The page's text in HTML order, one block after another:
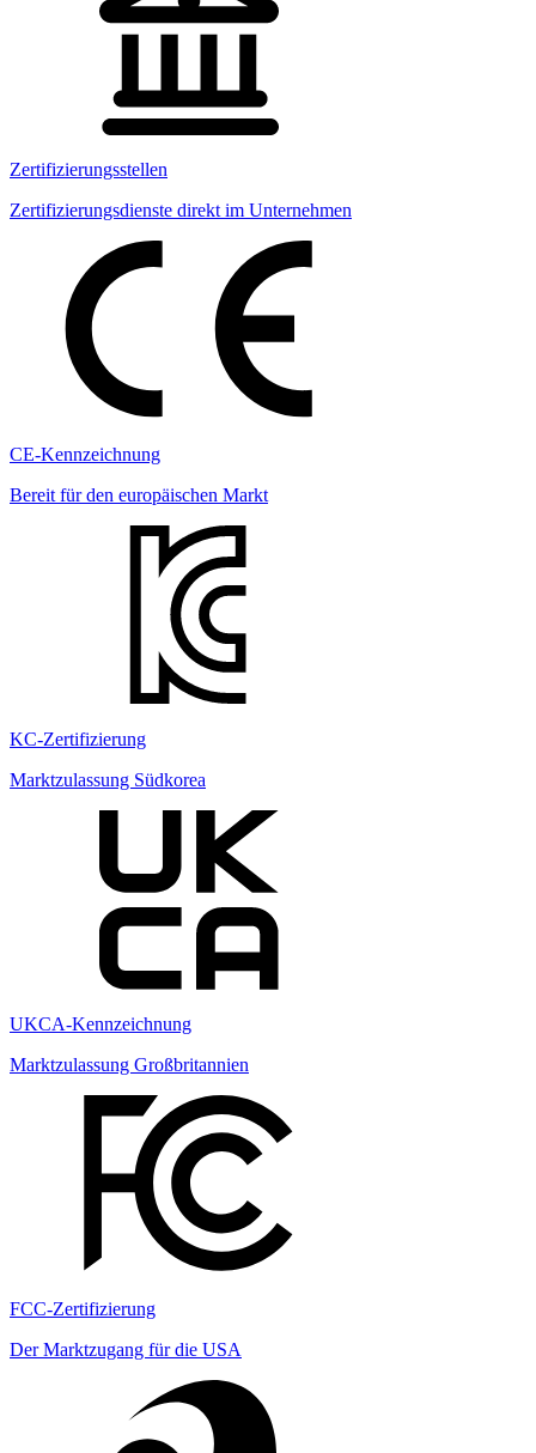
Zertifizierungsstellen
Zertifizierungsdienste direkt im Unternehmen
CE-Kennzeichnung
Bereit für den europäischen Markt
KC-Zertifizierung
Marktzulassung Südkorea
UKCA-Kennzeichnung
Marktzulassung Großbritannien
FCC-Zertifizierung
Der Marktzugang für die USA